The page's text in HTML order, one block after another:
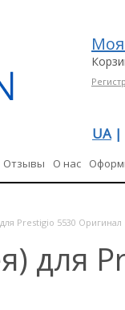
UA |
Отзывы О нас
Prestigio 5530 Оригинал
для